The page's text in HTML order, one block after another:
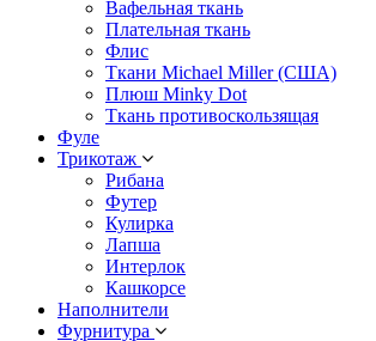
Вафельная ткань
Плательная ткань
Флис
Ткани Michael Miller (США)
Плюш Minky Dot
Ткань противоскользящая
Фуле
Трикотаж
Рибана
Футер
Кулирка
Лапша
Интерлок
Кашкорсе
Наполнители
Фурнитура